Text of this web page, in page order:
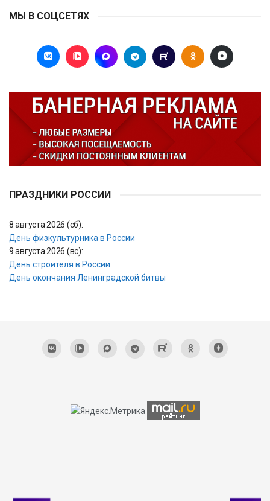
МЫ В СОЦСЕТЯХ
ПРАЗДНИКИ РОССИИ
8 августа 2026 (сб):
День физкультурника в России
9 августа 2026 (вс):
День строителя в России
День окончания Ленинградской битвы